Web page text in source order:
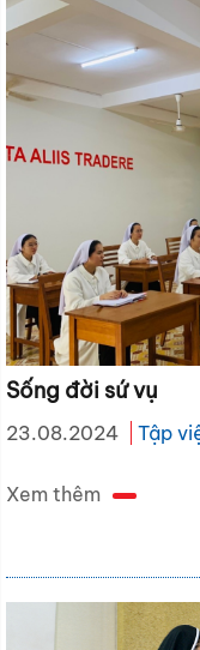
Sống đời sứ vụ
23.08.2024 Tập
Xem thêm